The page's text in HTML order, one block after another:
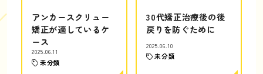
アンカースクリュー
矯正が適しているケ
ース
2025.06.11
未分類
30代矯正治療後の後
戻りを防ぐために
2025.06.10
未分類